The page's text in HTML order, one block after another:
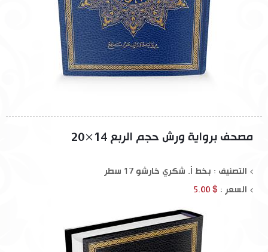
مصحف برواية ورش حجم الربع 14×20
التصنيف : بخط أ. شكري خارشو 17 سطر
السعر : $ 5.00